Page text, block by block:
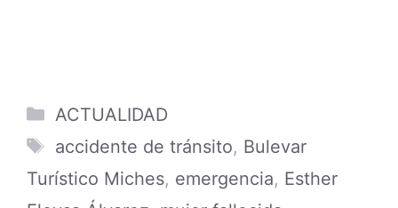
Categories
ACTUALIDAD
Tags
accidente de tránsito, Bulevar
Turístico Miches, emergencia, Esther